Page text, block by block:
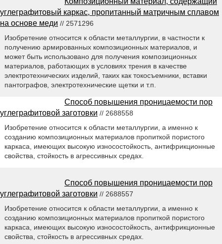
углеграфитовый каркас, пропитанный матричным сплавом
на основе меди // 2571296
Изобретение относится к области металлургии, в частности к
получению армированных композиционных материалов, и
может быть использовано для получения композиционных
материалов, работающих в условиях трения в качестве
электротехнических изделий, таких как токосъемники, вставки
пантографов, электротехнические щетки и т.п.
Способ повышения проницаемости пор
углеграфитовой заготовки // 2688558
Изобретение относится к области металлургии, а именно к
созданию композиционных материалов пропиткой пористого
каркаса, имеющих высокую износостойкость, антифрикционные
свойства, стойкость в агрессивных средах.
Способ повышения проницаемости пор
углеграфитовой заготовки // 2688557
Изобретение относится к области металлургии, а именно к
созданию композиционных материалов пропиткой пористого
каркаса, имеющих высокую износостойкость, антифрикционные
свойства, стойкость в агрессивных средах.